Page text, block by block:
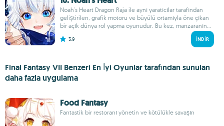
Noah's Heart Dragon Raja ile aynı yaratıcılar tarafından
geliştirilen, grafik motoru ve büyülü ortamıyla öne çıkan
bir açık dünya rol yapma oyunudur. Bu kez, manzaranın...
3.9 İNDIR
Final Fantasy VII Benzeri En İyi Oyunlar tarafından sunulan
daha fazla uygulama
Food Fantasy
Fantastik bir restoranı yönetin ve kötülükle savaşın